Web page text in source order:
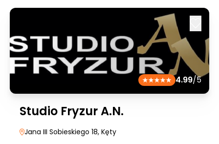
4.99/5
Studio Fryzur A.N.
Jana III Sobieskiego 18, Kęty